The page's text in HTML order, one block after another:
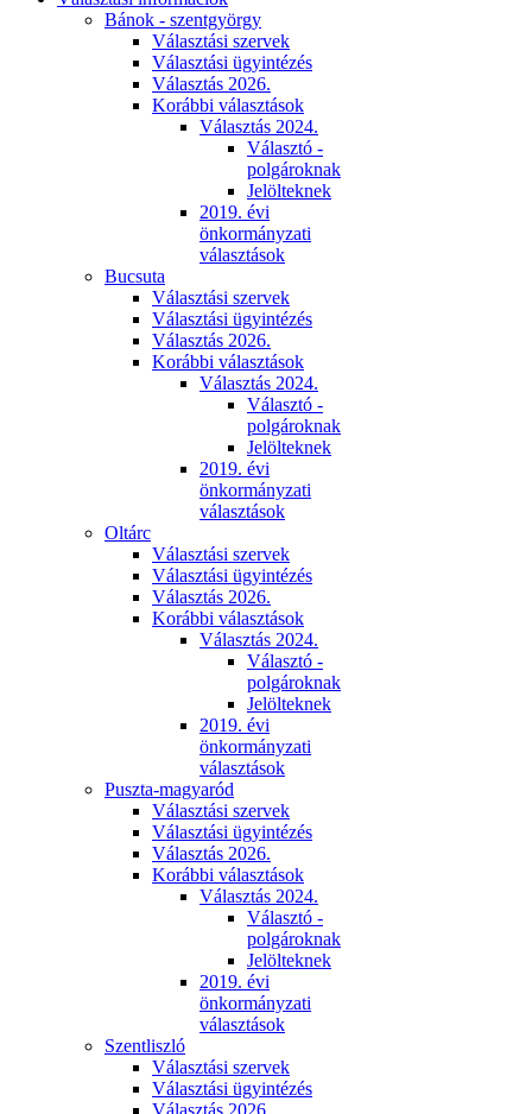
Bánok - szentgyörgy
Választási szervek
Választási ügyintézés
Választás 2026.
Korábbi választások
Választás 2024.
Választó -
polgároknak
Jelölteknek
2019. évi
önkormányzati
választások
Bucsuta
Választási szervek
Választási ügyintézés
Választás 2026.
Korábbi választások
Választás 2024.
Választó -
polgároknak
Jelölteknek
2019. évi
önkormányzati
választások
Oltárc
Választási szervek
Választási ügyintézés
Választás 2026.
Korábbi választások
Választás 2024.
Választó -
polgároknak
Jelölteknek
2019. évi
önkormányzati
választások
Puszta-magyaród
Választási szervek
Választási ügyintézés
Választás 2026.
Korábbi választások
Választás 2024.
Választó -
polgároknak
Jelölteknek
2019. évi
önkormányzati
választások
Szentliszló
Választási szervek
Választási ügyintézés
Választás 2026.